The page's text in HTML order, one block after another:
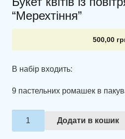
“Мерехтіння”
500,00
В набір входить:
9 пастельних ромашек в
Букет
квітів
Додати в кошик